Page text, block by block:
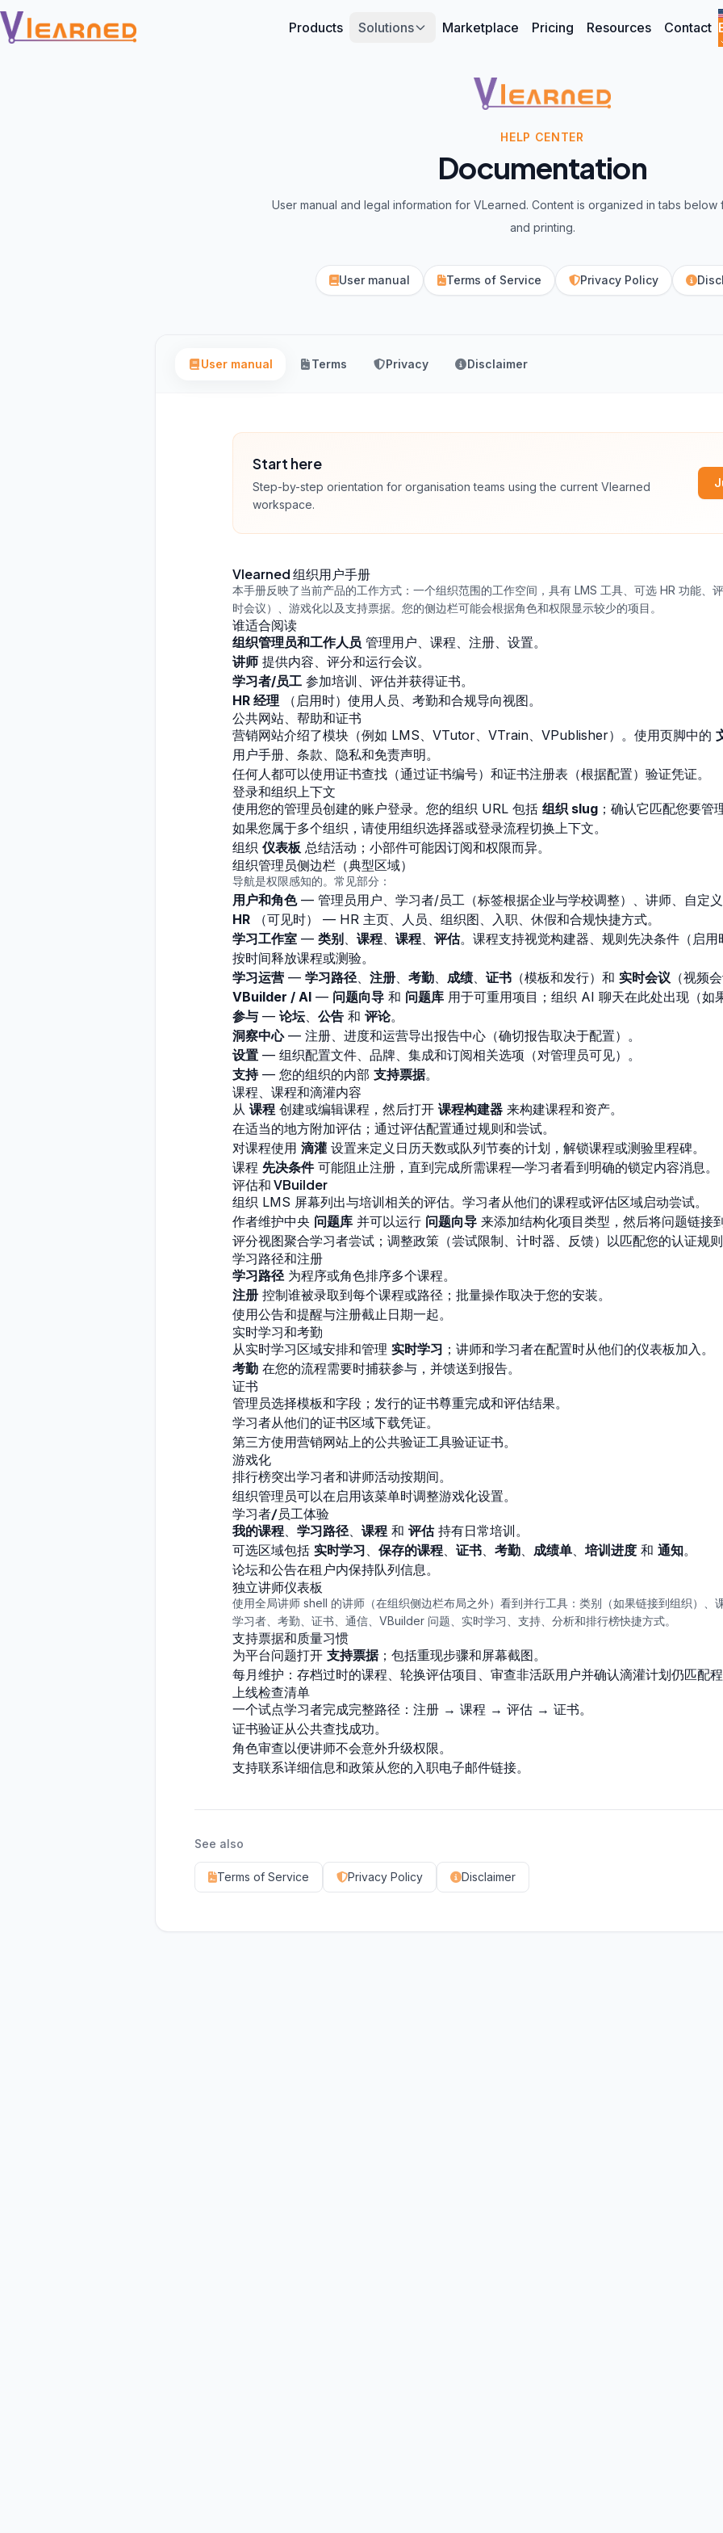
Products Solutions Marketplace Pricing Resources Contact
HELP CENTER
Documentation
User manual and legal information for VLearned. Content is organized in tabs
and printing.
User manual Terms of Service Privacy Policy
User manual Terms Privacy Disclaimer
Start here
Step-by-step orientation for organisation teams using the current Vlearned
workspace.
Vlearned 组织用户手册
本手册反映了当前产品的工作方式：一个组织范围的工作空间，具有 LMS 工具、可选 HR 功能、
时会议）、游戏化以及支持票据。您的侧边栏可能会根据角色和权限显示较少的项目。
谁适合阅读
组织管理员和工作人员 管理用户、课程、注册、设置。
讲师 提供内容、评分和运行会议。
学习者/员工 参加培训、评估并获得证书。
HR 经理 （启用时）使用人员、考勤和合规导向视图。
公共网站、帮助和证书
营销网站介绍了模块（例如 LMS、VTutor、VTrain、VPublisher）。使用页脚中的
用户手册、条款、隐私和免责声明。
任何人都可以使用证书查找（通过证书编号）和证书注册表（根据配置）验证凭证。
登录和组织上下文
使用您的管理员创建的账户登录。您的组织 URL 包括 组织 slug ；确认它匹配您要管
如果您属于多个组织，请使用组织选择器或登录流程切换上下文。
组织 仪表板 总结活动；小部件可能因订阅和权限而异。
组织管理员侧边栏（典型区域）
导航是权限感知的。常见部分：
用户和角色— 管理员用户、学习者/员工（标签根据企业与学校调整）、讲师、自定
HR （可见时） — HR 主页、人员、组织图、入职、休假和合规快捷方式。
学习工作室 — 类别 、 课程、 课程、 评估。课程支持视觉构建器、规则先决条件（启用
按时间释放课程或测验。
学习运营 — 学习路径、 注册、 考勤、 成绩、 证书 （模板和发行）和 实时会议 （视频
VBuilder / AI — 问题向导 和 问题库 用于可重用项目；组织 AI 聊天在此处出现（如
参与 — 论坛、 公告 和 评论。
洞察中心— 注册、进度和运营导出报告中心（确切报告取决于配置）。
设置 — 组织配置文件、品牌、集成和订阅相关选项（对管理员可见）。
支持— 您的组织的内部 支持票据。
课程、课程和滴灌内容
从 课程 创建或编辑课程，然后打开 课程构建器 来构建课程和资产。
在适当的地方附加评估；通过评估配置通过规则和尝试。
对课程使用 滴灌 设置来定义日历天数或队列节奏的计划，解锁课程或测验里程碑。
课程 先决条件可能阻止注册，直到完成所需课程—学习者看到明确的锁定内容消息。
评估和 VBuilder
组织 LMS 屏幕列出与培训相关的评估。学习者从他们的课程或评估区域启动尝试。
作者维护中央 问题库 并可以运行 问题向导 来添加结构化项目类型，然后将问题链接到
评分视图聚合学习者尝试；调整政策（尝试限制、计时器、反馈）以匹配您的认证规则
学习路径和注册
学习路径为程序或角色排序多个课程。
注册 控制谁被录取到每个课程或路径；批量操作取决于您的安装。
使用公告和提醒与注册截止日期一起。
实时学习和考勤
从实时学习区域安排和管理 实时学习 ；讲师和学习者在配置时从他们的仪表板加入。
考勤 在您的流程需要时捕获参与，并馈送到报告。
证书
管理员选择模板和字段；发行的证书尊重完成和评估结果。
学习者从他们的证书区域下载凭证。
第三方使用营销网站上的公共验证工具验证证书。
游戏化
排行榜突出学习者和讲师活动按期间。
组织管理员可以在启用该菜单时调整游戏化设置。
学习者/员工体验
我的课程、 学习路径、 课程 和 评估持有日常培训。
可选区域包括 实时学习、 保存的课程、 证书、 考勤、 成绩单、 培训进度 和 通知。
论坛和公告在租户内保持队列信息。
独立讲师仪表板
使用全局讲师 shell 的讲师（在组织侧边栏布局之外）看到并行工具：类别（如果链接到组织）、
学习者、考勤、证书、通信、VBuilder 问题、实时学习、支持、分析和排行榜快捷方式。
支持票据和质量习惯
为平台问题打开 支持票据；包括重现步骤和屏幕截图。
每月维护：存档过时的课程、轮换评估项目、审查非活跃用户并确认滴灌计划仍匹配程
上线检查清单
一个试点学习者完成完整路径：注册 → 课程 → 评估 → 证书。
证书验证从公共查找成功。
角色审查以便讲师不会意外升级权限。
支持联系详细信息和政策从您的入职电子邮件链接。
See also
Terms of Service Privacy Policy Disclaimer